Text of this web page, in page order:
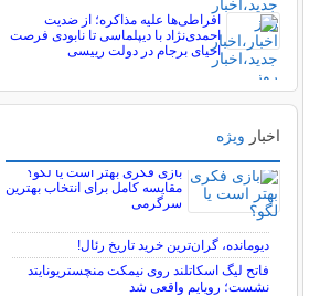
افراطی‌ها علیه مذاکره؛ از ضدیت
احمدی‌نژاد با دیپلماسی تا نابودی فرصت
احیای برجام در دولت رییسی
اخبار ویژه
پربیننده های خبر
بازی فکری بهتر است یا لگو؟
مقایسه کامل برای انتخاب بهترین
سرگرمی
دیومانده، گران‌ترین خرید تاریخ رئال!
فاتح لیگ اسکاتلند روی نیمکت منچستریونایتد
نشست؛ رویایم واقعی شد